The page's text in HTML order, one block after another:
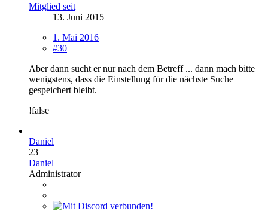
Mitglied seit
13. Juni 2015
1. Mai 2016
#30
Aber dann sucht er nur nach dem Betreff ... dann mach bitte
wenigstens, dass die Einstellung für die nächste Suche
gespeichert bleibt.
!false
Daniel
23
Daniel
Administrator